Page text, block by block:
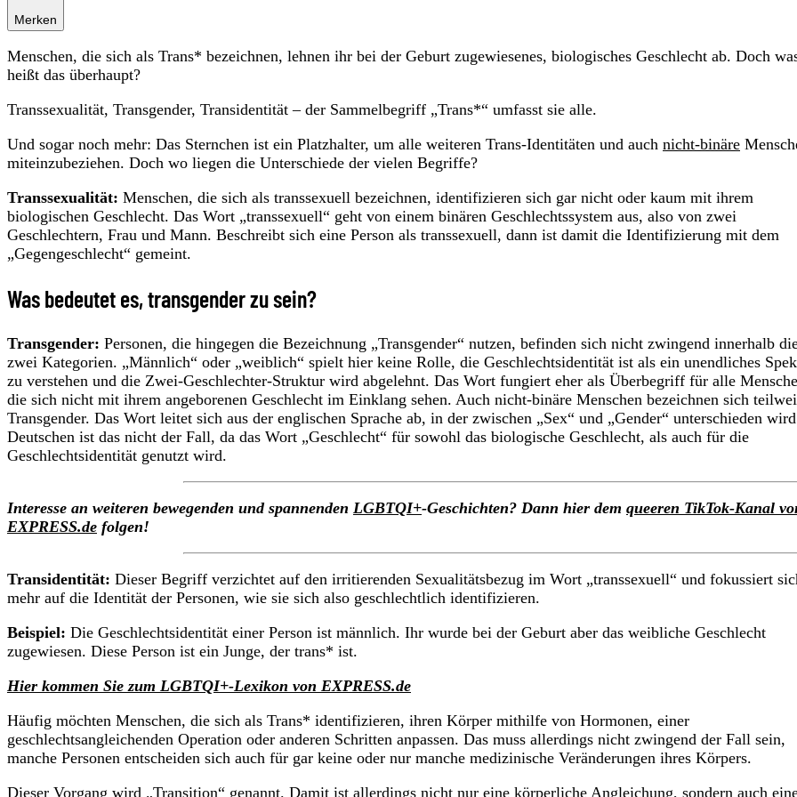
Merken
Menschen, die sich als Trans* bezeichnen, lehnen ihr bei der Geburt zugewiesenes, biologisches Geschlecht ab. Doch
heißt das überhaupt?
Transsexualität, Transgender, Transidentität – der Sammelbegriff „Trans*“ umfasst sie alle.
Und sogar noch mehr: Das Sternchen ist ein Platzhalter, um alle weiteren Trans-Identitäten und auch nicht-binäre
miteinzubeziehen. Doch wo liegen die Unterschiede der vielen Begriffe?
Transsexualität: Menschen, die sich als transsexuell bezeichnen, identifizieren sich gar nicht oder kaum mit ihrem
biologischen Geschlecht. Das Wort „transsexuell“ geht von einem binären Geschlechtssystem aus, also von zwei
Geschlechtern, Frau und Mann. Beschreibt sich eine Person als transsexuell, dann ist damit die Identifizierung mit dem
„Gegengeschlecht“ gemeint.
Was bedeutet es, transgender zu sein?
Transgender: Personen, die hingegen die Bezeichnung „Transgender“ nutzen, befinden sich nicht zwingend innerhalb
zwei Kategorien. „Männlich“ oder „weiblich“ spielt hier keine Rolle, die Geschlechtsidentität ist als ein unendliches
zu verstehen und die Zwei-Geschlechter-Struktur wird abgelehnt. Das Wort fungiert eher als Überbegriff für alle
die sich nicht mit ihrem angeborenen Geschlecht im Einklang sehen. Auch nicht-binäre Menschen bezeichnen sich
Transgender. Das Wort leitet sich aus der englischen Sprache ab, in der zwischen „Sex“ und „Gender“ unterschieden
Deutschen ist das nicht der Fall, da das Wort „Geschlecht“ für sowohl das biologische Geschlecht, als auch für die
Geschlechtsidentität genutzt wird.
Interesse an weiteren bewegenden und spannenden LGBTQI+-Geschichten? Dann hier dem queeren TikTok-Kanal
EXPRESS.de folgen!
Transidentität: Dieser Begriff verzichtet auf den irritierenden Sexualitätsbezug im Wort „transsexuell“ und fokussiert
mehr auf die Identität der Personen, wie sie sich also geschlechtlich identifizieren.
Beispiel: Die Geschlechtsidentität einer Person ist männlich. Ihr wurde bei der Geburt aber das weibliche Geschlecht
zugewiesen. Diese Person ist ein Junge, der trans* ist.
Hier kommen Sie zum LGBTQI+-Lexikon von EXPRESS.de
Häufig möchten Menschen, die sich als Trans* identifizieren, ihren Körper mithilfe von Hormonen, einer
geschlechtsangleichenden Operation oder anderen Schritten anpassen. Das muss allerdings nicht zwingend der Fall sein,
manche Personen entscheiden sich auch für gar keine oder nur manche medizinische Veränderungen ihres Körpers.
Dieser Vorgang wird „Transition“ genannt. Damit ist allerdings nicht nur eine körperliche Angleichung, sondern auch